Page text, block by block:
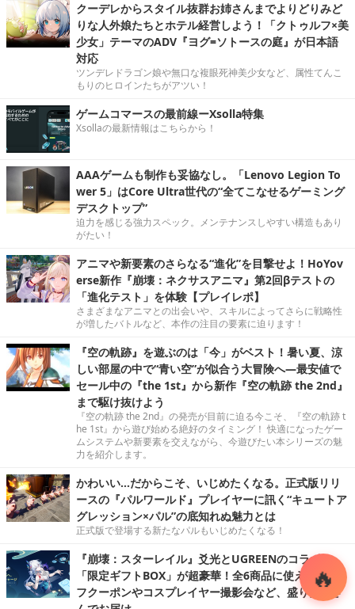
クーデレからスタイル抜群お姉さんまでよりどりみど
りな人外娘たちとホテル経営しよう！「クトゥルフ×美
少女」テーマのADV『ヨグ=ソトースの庭』が日本語
対応
ツンデレドラゴン娘や無口な複眼死神美少女など、属性てんこ
もりのヒロインたちがアツい！
ゲームコマースの最前線ーXsolla特集
Xsollaの最新情報はこちらから！
AAAゲームも制作も妥協なし。「Lenovo Legion To
wer 5」はCore Ultra世代の“全てこなせるゲーミング
デスクトップ”
迫力を感じる強力スペック。メンテナンスしやすい構造もあり
がたい！
アニマや新要素のさらなる“進化”を目撃せよ！HoYov
erse新作『崩壊：ネクサスアニマ』第2回βテストの
「進化テスト」を体験【プレイレポ】
さまざまなアニマとの出会いや、スキルによってさらに戦略性
が増したバトルなど、本作の注目の要素に迫ります！
『空の軌跡』を遊ぶのは「今」がベスト！暑い夏、涼
しい部屋の中で“青い空”が似合う大冒険へ―最安値で
セール中の『the 1st』から新作『空の軌跡 the 2nd』
まで駆け抜けよう
『空の軌跡 the 2nd』の発売が目前に迫る今こそ、『空の軌跡 t
he 1st』から遊び始める絶好のタイミング！ 快適になったゲー
ムシステムや新要素を交えながら、今遊びたい本シリーズの魅
力を紹介します。
かわいい…だからこそ、いじめたくなる。正式版リリ
ースの『パルワールド』プレイヤーに訊く“キュートア
グレッション×パル”の底知れぬ魅力とは
正式版で登場する新たなパルもいじめたくなる！
『崩壊：スターレイル』爻光とUGREENのコラボは
「限定ギフトBOX」が超豪華！全6商品に使える5％オ
フクーポンやコスプレイヤー撮影会など、盛りだくさ